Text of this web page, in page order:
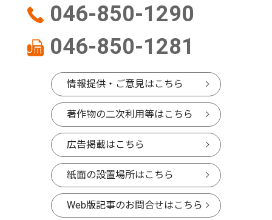
046-850-1290
046-850-1281
情報提供・ご意見はこちら
著作物の二次利用等はこちら
広告掲載はこちら
紙面の設置場所はこちら
Web版記事のお問合せはこちら